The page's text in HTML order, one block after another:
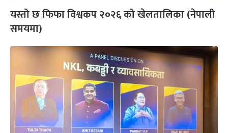
यस्तो छ फिफा विश्वकप २०२६ को खेलतालिका (नेपाली
समयमा)